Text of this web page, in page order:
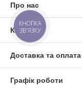
Про нас
Контакти
Доставка та оплата
Графік роботи
КНОПКА
ЗВ'ЯЗКУ